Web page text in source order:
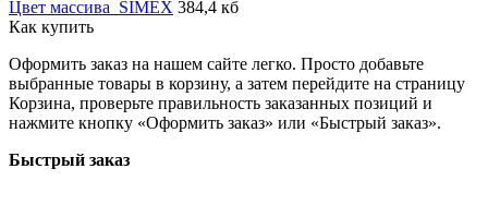
Цвет массива_SIMEX 384,4 кб
Как купить
Оформить заказ на нашем сайте легко. Просто добавьте
выбранные товары в корзину, а затем перейдите на страницу
Корзина, проверьте правильность заказанных позиций и
нажмите кнопку «Оформить заказ» или «Быстрый заказ».
Быстрый заказ